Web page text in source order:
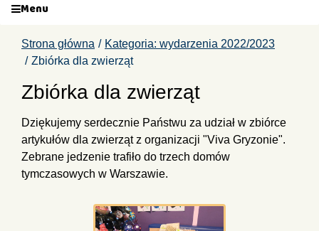
Menu
Strona główna
Kategoria: wydarzenia 2022/2023
Zbiórka dla zwierząt
Zbiórka dla zwierząt
Dziękujemy serdecznie Państwu za udział w zbiórce
artykułów dla zwierząt z organizacji "Viva Gryzonie".
Zebrane jedzenie trafiło do trzech domów
tymczasowych w Warszawie.